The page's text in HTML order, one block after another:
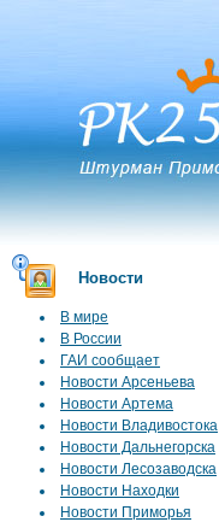
Новости
В мире
В России
ГАИ сообщает
Новости Арсеньева
Новости Артема
Новости Владивостока
Новости Дальнегорска
Новости Лесозаводска
Новости Находки
Новости Приморья